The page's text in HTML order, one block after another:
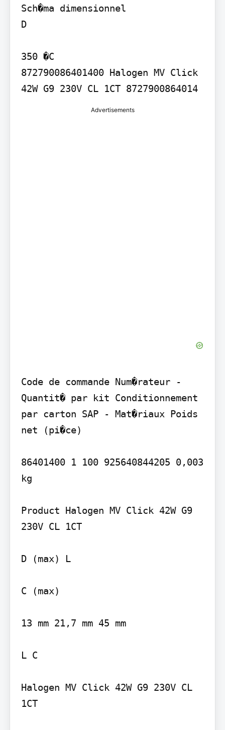
Sch�ma dimensionnel
D
350 �C
872790086401400 Halogen MV Click
42W G9 230V CL 1CT 8727900864014
Advertisements
Code de commande Num�rateur -
Quantit� par kit Conditionnement
par carton SAP - Mat�riaux Poids
net (pi�ce)
86401400 1 100 925640844205 0,003
kg
Product Halogen MV Click 42W G9
230V CL 1CT
D (max) L
C (max)
13 mm 21,7 mm 45 mm
L C
Halogen MV Click 42W G9 230V CL
1CT